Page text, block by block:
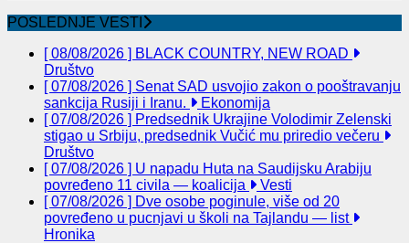
POSLEDNJE VESTI
[ 08/08/2026 ] BLACK COUNTRY, NEW ROAD
Društvo
[ 07/08/2026 ] Senat SAD usvojio zakon o pooštravanju
sankcija Rusiji i Iranu.
Ekonomija
[ 07/08/2026 ] Predsednik Ukrajine Volodimir Zelenski
stigao u Srbiju, predsednik Vučić mu priredio večeru
Društvo
[ 07/08/2026 ] U napadu Huta na Saudijsku Arabiju
povređeno 11 civila — koalicija
Vesti
[ 07/08/2026 ] Dve osobe poginule, više od 20
povređeno u pucnjavi u školi na Tajlandu — list
Hronika